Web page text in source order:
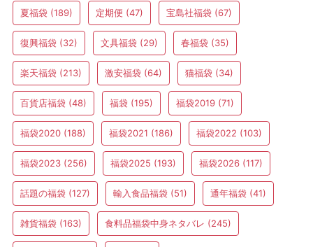
夏福袋 (189) 定期便 (47) 宝島社福袋 (67)
復興福袋 (32) 文具福袋 (29) 春福袋 (35)
楽天福袋 (213) 激安福袋 (64) 猫福袋 (34)
百貨店福袋 (48) 福袋 (195) 福袋2019 (71)
福袋2020 (188) 福袋2021 (186) 福袋2022 (103)
福袋2023 (256) 福袋2025 (193) 福袋2026 (117)
話題の福袋 (127) 輸入食品福袋 (51) 通年福袋 (41)
雑貨福袋 (163) 食料品福袋中身ネタバレ (245)